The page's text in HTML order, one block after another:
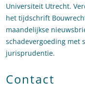
Universiteit Utrecht.
het tijdschrift
maandelijkse
schadevergoeding met
jurisprudentie.
Contact